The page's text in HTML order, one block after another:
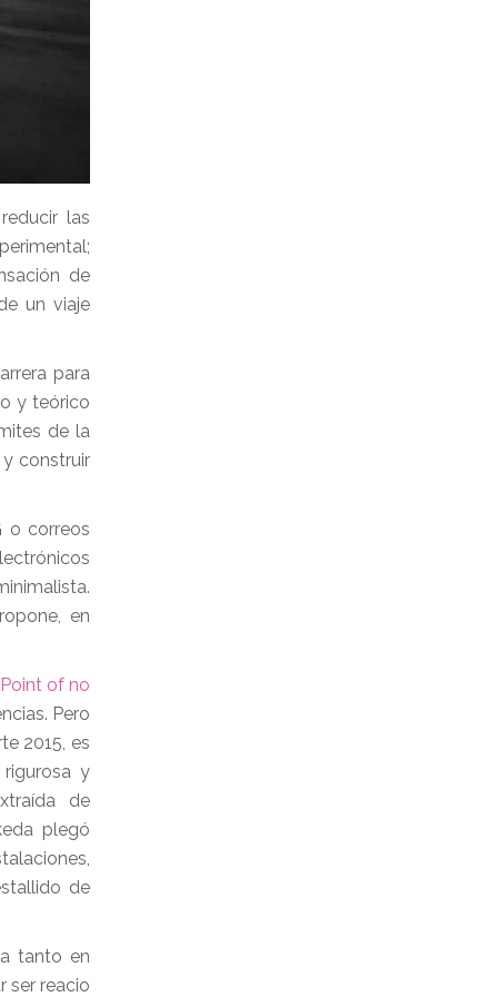
las
de
un viaje
para
y teórico
de la
construir
o correos
en
Point of no
Pero
2015, es
y
de
plegó
de
tanto en
ser reacio